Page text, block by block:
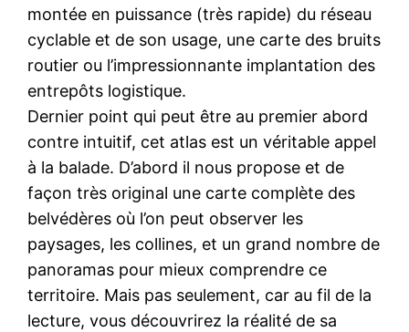
montée en puissance (très rapide) du réseau
cyclable et de son usage, une carte des bruits
routier ou l’impressionnante implantation des
entrepôts logistique.
Dernier point qui peut être au premier abord
contre intuitif, cet atlas est un véritable appel
à la balade. D’abord il nous propose et de
façon très original une carte complète des
belvédères où l’on peut observer les
paysages, les collines, et un grand nombre de
panoramas pour mieux comprendre ce
territoire. Mais pas seulement, car au fil de la
lecture, vous découvrirez la réalité de sa